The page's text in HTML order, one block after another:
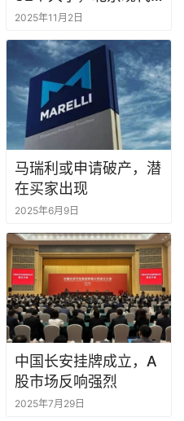
【一周车话】PPT上
在内涵谁？
2025年11月2日
马瑞利或申请破产，潜
2025年6月9日
中国长安挂牌成立，A